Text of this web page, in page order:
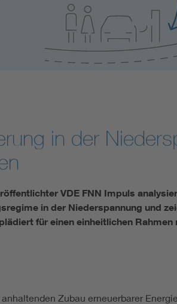
in der
VDE FNN Impuls
in der Niederspannung und
für einen einheitlichen
Zubau erneuerbarer